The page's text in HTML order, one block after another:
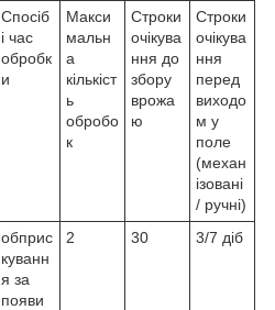
Спосіб
і час
обробк
и
Макси
мальн
а
кількіст
ь
обробо
к
Строки
очікува
ння до
збору
врожа
ю
Строки
очікува
ння
перед
виходо
м у
поле
(механ
ізовані
/ ручні)
обприс
куванн
я за
появи
2 30 3/7 діб